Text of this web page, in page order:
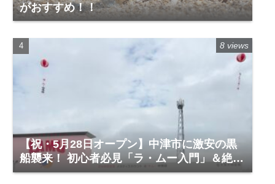
がおすすめ！！
【祝・5月28日オープン】中津市に激安の黒
船襲来！ 初心者必見「ラ・ムー入門」＆絶対
に買うべき神商品
8 views